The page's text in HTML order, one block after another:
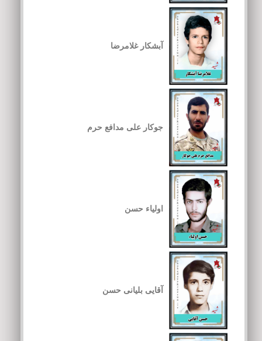
آبشکار غلامرضا
جوکار علی مدافع حرم
اولیاء حسن
آقایی بلیانی حسن